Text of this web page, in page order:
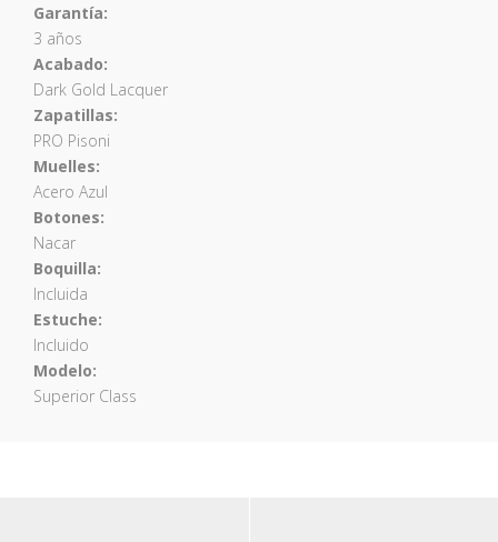
Garantía:
3 años
Acabado:
Dark Gold Lacquer
Zapatillas:
PRO Pisoni
Muelles:
Acero Azul
Botones:
Nacar
Boquilla:
Incluida
Estuche:
Incluido
Modelo:
Superior Class